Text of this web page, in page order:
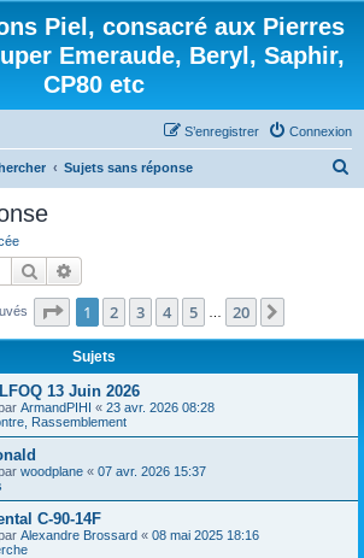
Piel, consacré aux Pierres
Emeraude, Beryl, Saphir,
CP80 etc
Connexion
S’enregistrer
Sujets sans réponse
c
Rechercher
Page 1sur20
1 2 3 4 5 20
Sujets
13 Juin 2026
ArmandPIHI « 23 avr. 2026 08:28
Rassemblement
woodplane « 07 avr. 2026 15:37
C-90-14F
Alexandre Brossard « 08 mai 2025 18:16